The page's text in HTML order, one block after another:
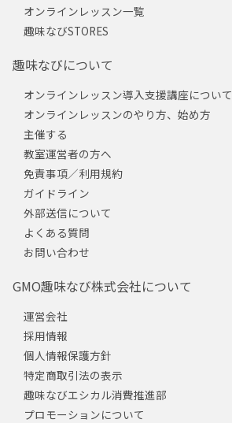
オンラインレッスン一覧
趣味なびSTORES
趣味なびについて
オンラインレッスン導入支援講座について
オンラインレッスンのやり方、始め方
主催する
教室運営者の方へ
免責事項／利用規約
ガイドライン
外部送信について
よくある質問
お問い合わせ
GMO趣味なび株式会社について
運営会社
採用情報
個人情報保護方針
特定商取引法の表示
趣味なびエシカル消費推進部
プロモーションについて